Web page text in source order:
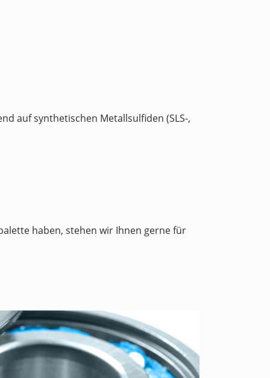
auf synthetischen Metallsulfiden (SLS-,
haben, stehen wir Ihnen gerne für